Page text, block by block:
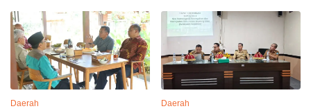
Daerah Daerah